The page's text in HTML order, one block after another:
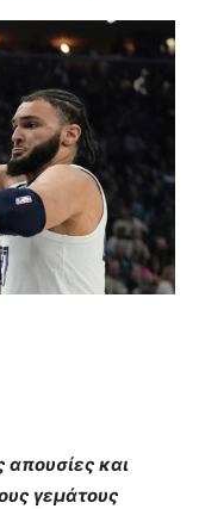
απουσίες και
γεμάτους